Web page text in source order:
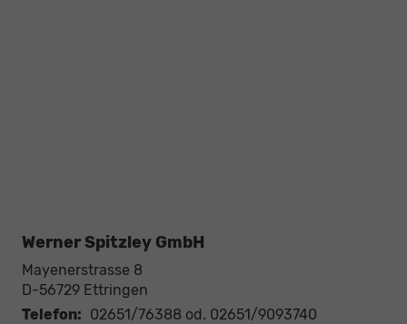
Werner Spitzley GmbH
Mayenerstrasse 8
D-56729 Ettringen
Telefon: 02651/76388 od. 02651/9093740